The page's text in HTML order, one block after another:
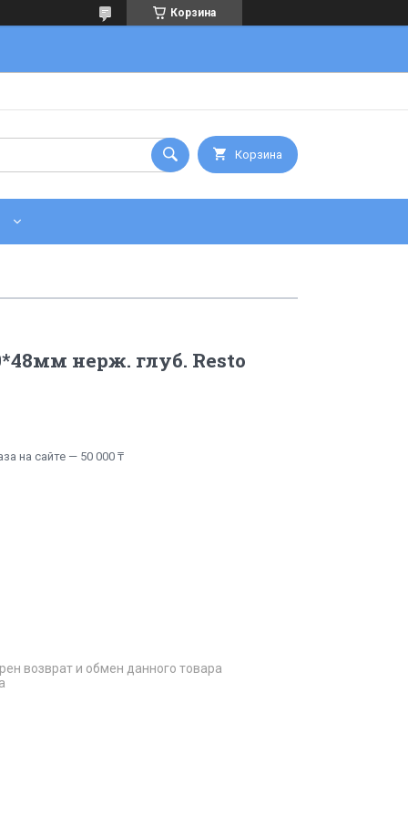
Корзина
Корзина
нерж. глуб. Resto
на сайте — 50 000 ₸
возврат и обмен данного товара